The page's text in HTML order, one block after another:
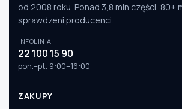
od 2008 roku. Ponad 3,8 mln części, 80+
sprawdzeni producenci.
INFOLINIA
22 100 15 90
pon.–pt. 9:00–16:00
ZAKUPY